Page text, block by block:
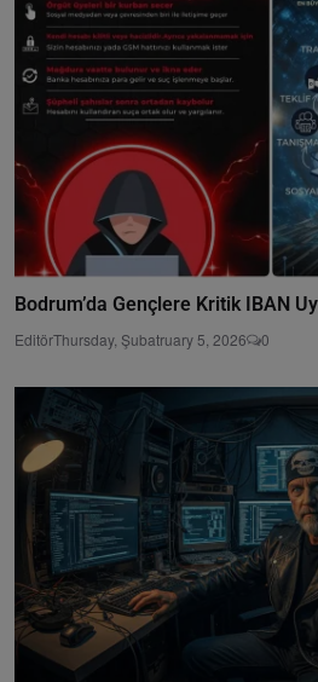
Bodrum’da Gençlere Kritik IBAN
EditörThursday, Şubatruary 5, 2026 0